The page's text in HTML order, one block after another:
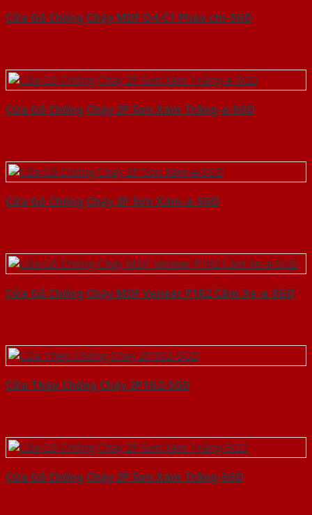
Cửa Gỗ Chống Cháy MDF O4-C1 Phào chi-SGD
Cửa Gỗ Chống Cháy 2P Sơn Xám Trắng-a-SGD
Cửa Gỗ Chống Cháy 2P Sơn Xám-a-SGD
Cửa Gỗ Chống Cháy MDF Veneer P1R2 Căm Xe-a-SGD
Cửa Thép Chống Cháy 2P1G2-SGD
Cửa Gỗ Chống Cháy 2P Sơn Xám Trắng-SGD